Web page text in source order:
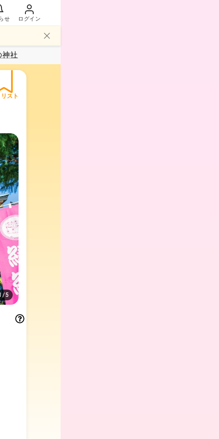
せ ログイン
神社
スト
/5